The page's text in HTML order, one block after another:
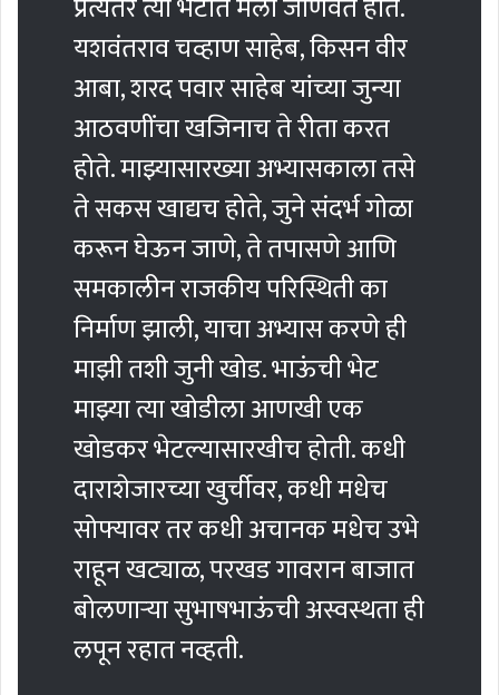
प्रत्यंतर त्या भेटीत मला जाणवत होते.
यशवंतराव चव्हाण साहेब, किसन वीर
आबा, शरद पवार साहेब यांच्या जुन्या
आठवणींचा खजिनाच ते रीता करत
होते. माझ्यासारख्या अभ्यासकाला तसे
ते सकस खाद्यच होते, जुने संदर्भ गोळा
करून घेऊन जाणे, ते तपासणे आणि
समकालीन राजकीय परिस्थिती का
निर्माण झाली, याचा अभ्यास करणे ही
माझी तशी जुनी खोड. भाऊंची भेट
माझ्या त्या खोडीला आणखी एक
खोडकर भेटल्यासारखीच होती. कधी
दाराशेजारच्या खुर्चीवर, कधी मधेच
सोफ्यावर तर कधी अचानक मधेच उभे
राहून खट्याळ, परखड गावरान बाजात
बोलणार्‍या सुभाषभाऊंची अस्वस्थता ही
लपून रहात नव्हती.